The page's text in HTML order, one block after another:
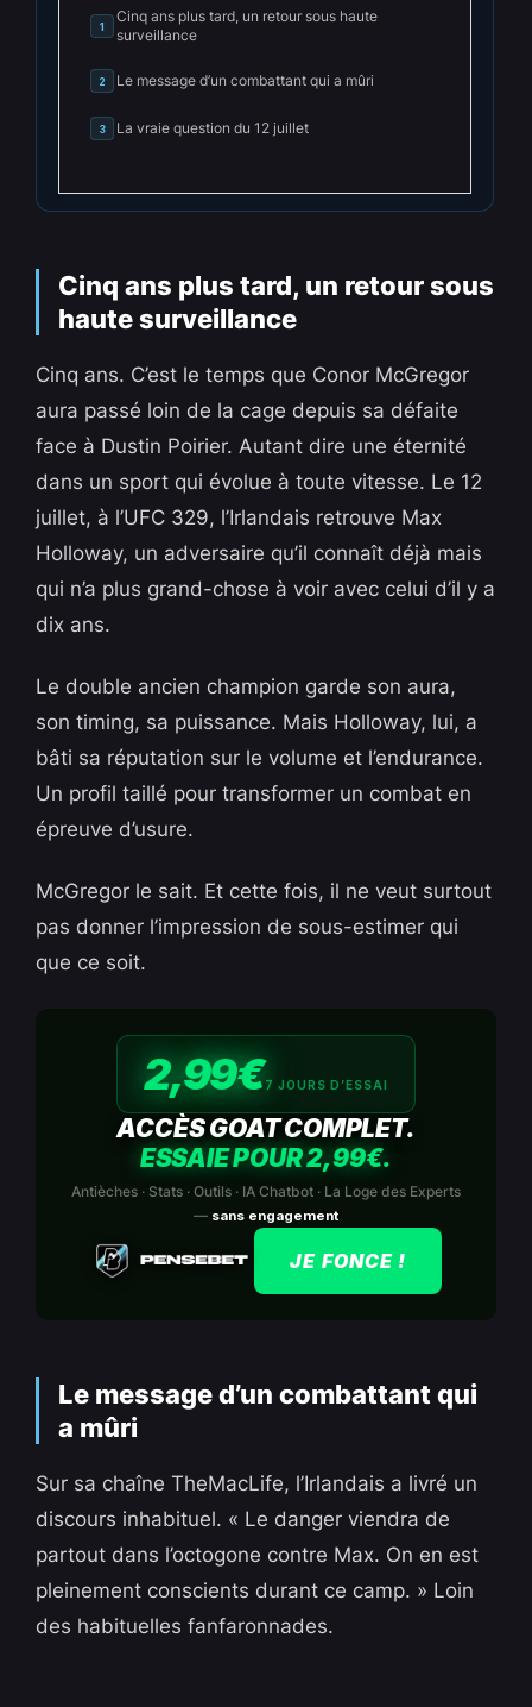
1
Cinq ans plus tard, un retour sous haute
surveillance
2 Le message d’un combattant qui a mûri
3 La vraie question du 12 juillet
Cinq ans plus tard, un retour sous
haute surveillance
Cinq ans. C’est le temps que Conor McGregor
aura passé loin de la cage depuis sa défaite
face à Dustin Poirier. Autant dire une éternité
dans un sport qui évolue à toute vitesse. Le 12
juillet, à l’UFC 329, l’Irlandais retrouve Max
Holloway, un adversaire qu’il connaît déjà mais
qui n’a plus grand-chose à voir avec celui d’il y a
dix ans.
Le double ancien champion garde son aura,
son timing, sa puissance. Mais Holloway, lui, a
bâti sa réputation sur le volume et l’endurance.
Un profil taillé pour transformer un combat en
épreuve d’usure.
McGregor le sait. Et cette fois, il ne veut surtout
pas donner l’impression de sous-estimer qui
que ce soit.
2,99€7 JOURS D’ESSAI
ACCÈS GOAT COMPLET.
ESSAIE POUR 2,99€.
Antièches · Stats · Outils · IA Chatbot · La Loge des Experts
— sans engagement
JE FONCE !
Le message d’un combattant qui
a mûri
Sur sa chaîne TheMacLife, l’Irlandais a livré un
discours inhabituel. « Le danger viendra de
partout dans l’octogone contre Max. On en est
pleinement conscients durant ce camp. » Loin
des habituelles fanfaronnades.